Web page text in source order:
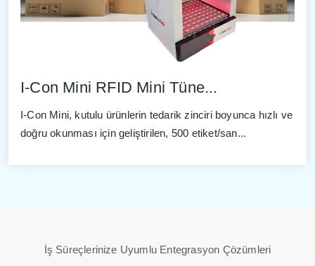
I-Con Mini RFID Mini Tüne...
I-Con Mini, kutulu ürünlerin tedarik zinciri boyunca hızlı ve
doğru okunması için geliştirilen, 500 etiket/san...
İş Süreçlerinize Uyumlu Entegrasyon Çözümleri